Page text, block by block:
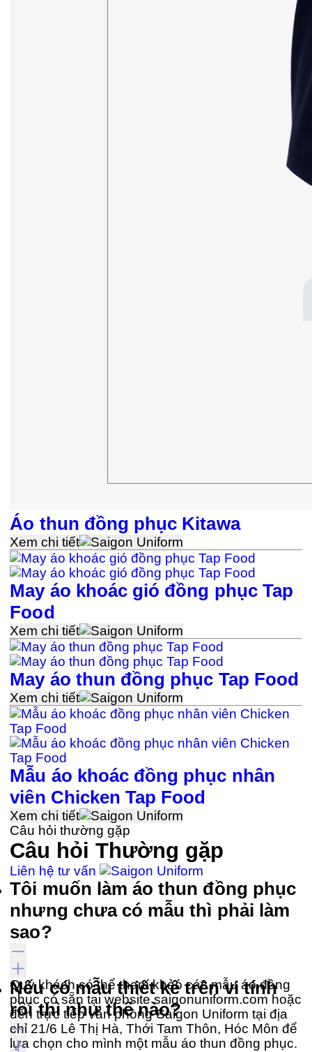
Áo thun đồng phục Kitawa
Xem chi tiết
May áo khoác gió đồng phục Tap
Food
Xem chi tiết
May áo thun đồng phục Tap Food
Xem chi tiết
Mẫu áo khoác đồng phục nhân
viên Chicken Tap Food
Xem chi tiết
Câu hỏi thường gặp
Câu hỏiThường gặp
Liên hệ tư vấn
Tôi muốn làm áo thun đồng phục
nhưng chưa có mẫu thì phải làm
sao?
Quý khách có thể tham khảo các mẫu áo đồng
phục có sẵn tại website saigonuniform.com hoặc
đến trực tiếp văn phòng Saigon Uniform tại địa
chỉ 21/6 Lê Thị Hà, Thới Tam Thôn, Hóc Môn để
lựa chọn cho mình một mẫu áo thun đồng phục.
Nếu có mẫu thiết kế trên vi tính
rồi thì như thế nào?